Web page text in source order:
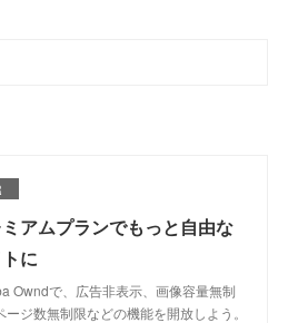
アムプランでもっと自由な
に
Owndで、広告非表示、画像容量無制
ージ数無制限などの機能を開放しよう。